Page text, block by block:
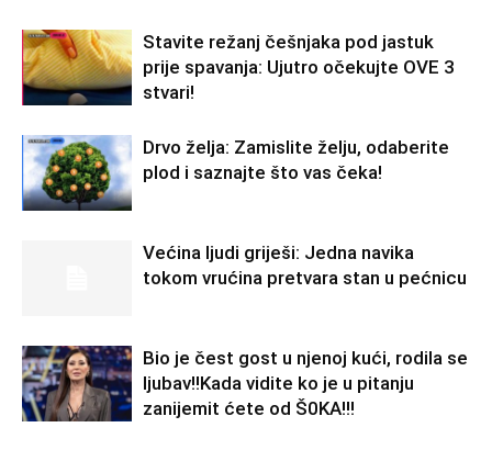
Stavite režanj češnjaka pod jastuk
prije spavanja: Ujutro očekujte OVE 3
stvari!
Drvo želja: Zamislite želju, odaberite
plod i saznajte što vas čeka!
Većina ljudi griješi: Jedna navika
tokom vrućina pretvara stan u pećnicu
Bio je čest gost u njenoj kući, rodila se
ljubav!!Kada vidite ko je u pitanju
zanijemit ćete od Š0KA!!!